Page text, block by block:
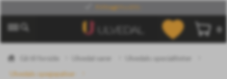
0
Ulvedal varer
Ulvedals specialiteter
Ulvedals spegepølser